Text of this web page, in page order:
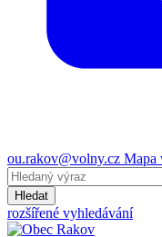
ou.rakov@volny.cz Mapa
Hledat
rozšířené vyhledávání